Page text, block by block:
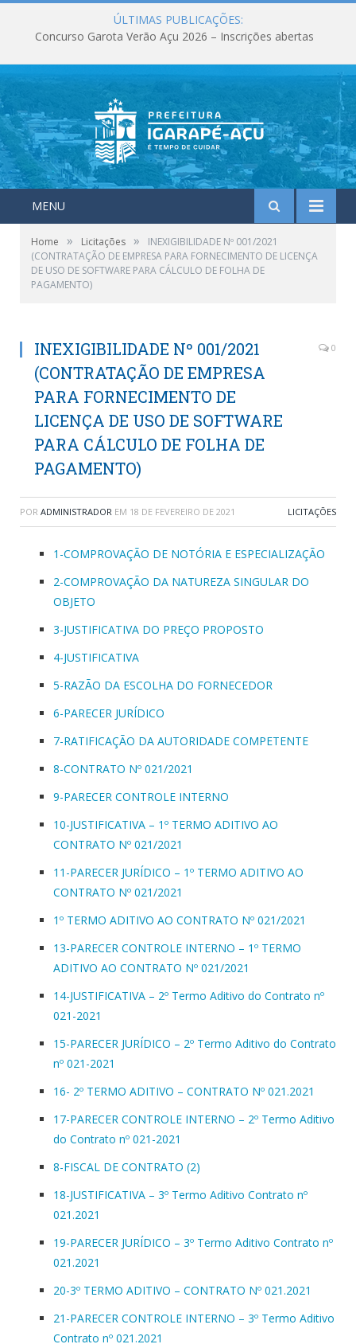
ÚLTIMAS PUBLICAÇÕES:
Concurso Garota Verão Açu 2026 – Inscrições abertas
MENU
Home » Licitações »
INEXIGIBILIDADE Nº 001/2021
(CONTRATAÇÃO DE EMPRESA PARA FORNECIMENTO DE LICENÇA
DE USO DE SOFTWARE PARA CÁLCULO DE FOLHA DE
PAGAMENTO)
INEXIGIBILIDADE Nº 001/2021
(CONTRATAÇÃO DE EMPRESA
PARA FORNECIMENTO DE
LICENÇA DE USO DE SOFTWARE
PARA CÁLCULO DE FOLHA DE
PAGAMENTO)
0
POR ADMINISTRADOR EM 18 DE FEVEREIRO DE 2021 LICITAÇÕES
1-COMPROVAÇÃO DE NOTÓRIA E ESPECIALIZAÇÃO
2-COMPROVAÇÃO DA NATUREZA SINGULAR DO
OBJETO
3-JUSTIFICATIVA DO PREÇO PROPOSTO
4-JUSTIFICATIVA
5-RAZÃO DA ESCOLHA DO FORNECEDOR
6-PARECER JURÍDICO
7-RATIFICAÇÃO DA AUTORIDADE COMPETENTE
8-CONTRATO Nº 021/2021
9-PARECER CONTROLE INTERNO
10-JUSTIFICATIVA – 1º TERMO ADITIVO AO
CONTRATO Nº 021/2021
11-PARECER JURÍDICO – 1º TERMO ADITIVO AO
CONTRATO Nº 021/2021
1º TERMO ADITIVO AO CONTRATO Nº 021/2021
13-PARECER CONTROLE INTERNO – 1º TERMO
ADITIVO AO CONTRATO Nº 021/2021
14-JUSTIFICATIVA – 2º Termo Aditivo do Contrato nº
021-2021
15-PARECER JURÍDICO – 2º Termo Aditivo do Contrato
nº 021-2021
16- 2º TERMO ADITIVO – CONTRATO Nº 021.2021
17-PARECER CONTROLE INTERNO – 2º Termo Aditivo
do Contrato nº 021-2021
8-FISCAL DE CONTRATO (2)
18-JUSTIFICATIVA – 3º Termo Aditivo Contrato nº
021.2021
19-PARECER JURÍDICO – 3º Termo Aditivo Contrato nº
021.2021
20-3º TERMO ADITIVO – CONTRATO Nº 021.2021
21-PARECER CONTROLE INTERNO – 3º Termo Aditivo
Contrato nº 021.2021